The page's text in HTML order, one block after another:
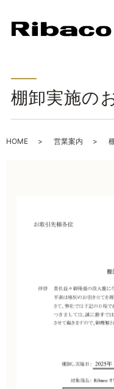
棚卸実施の
HOME 営業案内